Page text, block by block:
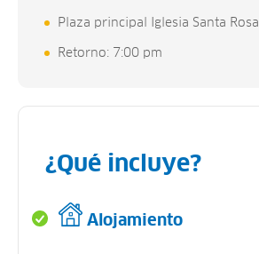
Plaza principal Iglesia Santa Rosa
Retorno: 7:00 pm
¿Qué incluye?
Alojamiento